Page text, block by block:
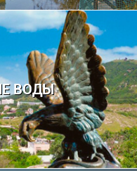
ВОДЫ